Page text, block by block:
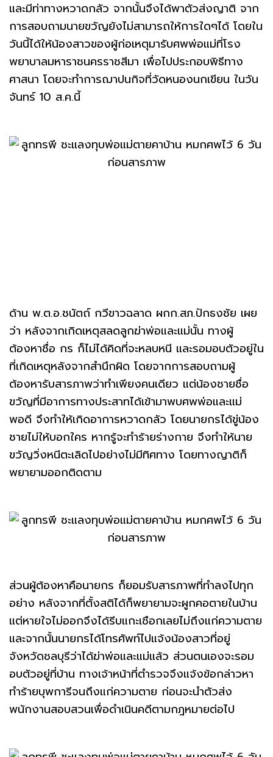
และมีท่าทางหวาดกลัว จากนั้นจึงได้พาตัวส่งญาติ จาก
การสอบถามนายขวัญยังไม่สามารถให้การใดๆได้ โดยใน
วันนี้ได้ให้น้องสาวของผู้ก่อเหตุมารับศพพ่อแม่ที่โรง
พยาบาลมหาราชนครราชสีมา เพื่อไปประกอบพิธีทาง
ศาสนา โดยจะทำการฌาปนกิจที่วัดหนองนกเขียน ในวัน
จันทร์ 10 ส.ค.นี้
ด้าน พ.ต.อ.ชนัตถ์ กวีขาวฉลาด ผกก.สภ.ปักธงชัย เผย
ว่า หลังจากเกิดเหตุสลดลูกฆ่าพ่อและแม่นั้น ทางผู้
ต้องหาชื่อ กร ก็ไม่ได้คิดที่จะหลบหนี และรอมอบตัวอยู่ใน
ที่เกิดเหตุหลังจากสำนึกผิด โดยจากการสอบถามผู้
ต้องหารับสารภาพว่าทำเพียงคนเดียว แต่น้องชายชื่อ
ขวัญที่มีอาการทางประสาทได้เข้ามาพบศพพ่อและแม่
พอดี จึงทำให้เกิดอาการหวาดกลัว โดยนายกรได้ขู่น้อง
ชายไม่ให้บอกใคร หากรู้จะทำร้ายร่างกาย จึงทำให้นาย
ขวัญวิ่งหนีตะเลิดไปอย่างไม่มีทิศทาง โดยทางญาติก็
พยายามออกติดตาม
ส่วนผู้ต้องหาคือนายกร ก็ยอมรับสารภาพที่ทำลงไปทุก
อย่าง หลังจากที่ตั้งสติได้ก็พยายามจะผูกคอตายในบ้าน
แต่หายใจไม่ออกจึงได้รีบแกะเชือกเลยไม่ถึงแก่ความตาย
และจากนั้นนายกรได้โทรศัพท์ไปแจ้งน้องสาวที่อยู่
จังหวัดชลบุรีว่าได้ฆ่าพ่อและแม่แล้ว ส่วนตนเองจะรอม
อบตัวอยู่ที่บ้าน ทางเจ้าหน้าที่ตำรวจจึงแจ้งข้อกล่าวหา
ทำร้ายบุพการีจนถึงแก่ความตาย ก่อนจะนำตัวส่ง
พนักงานสอบสวนเพื่อดำเนินคดีตามกฎหมายต่อไป